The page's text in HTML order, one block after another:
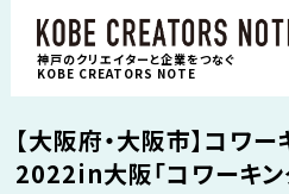
神戸のクリエイターと企業をつなぐ
KOBE CREATORS NOTE
【大阪府・大阪市】コワ
2022in大阪「コワーキン